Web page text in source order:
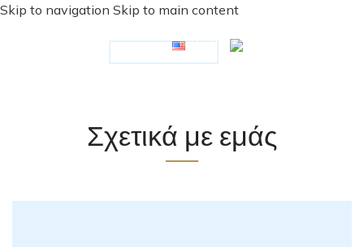
Skip to navigation Skip to main content
Σχετικά με εμάς